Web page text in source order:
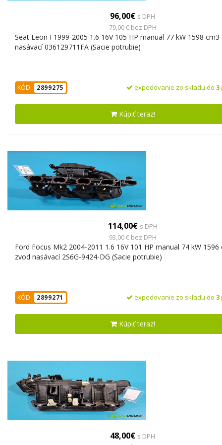
96,00€ s DPH
79,00 € bez DPH
Seat Leon I 1999-2005 1.6 16V 105 HP manual 77 kW 1598
nasávací 036129711FA (Sacie potrubie)
KÓD: 2899275 expedovanie zo skladu do 3
Kúpiť teraz!
114,00€ s DPH
93,00 € bez DPH
Ford Focus Mk2 2004-2011 1.6 16V 101 HP manual 74 kW 1596
zvod nasávací 2S6G-9424-DG (Sacie potrubie)
KÓD: 2899271 expedovanie zo skladu do 3
Kúpiť teraz!
48,00€ s DPH